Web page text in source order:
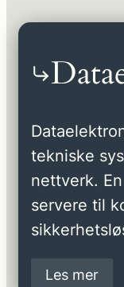
tekniske
nettverk.
servere til
Les mer